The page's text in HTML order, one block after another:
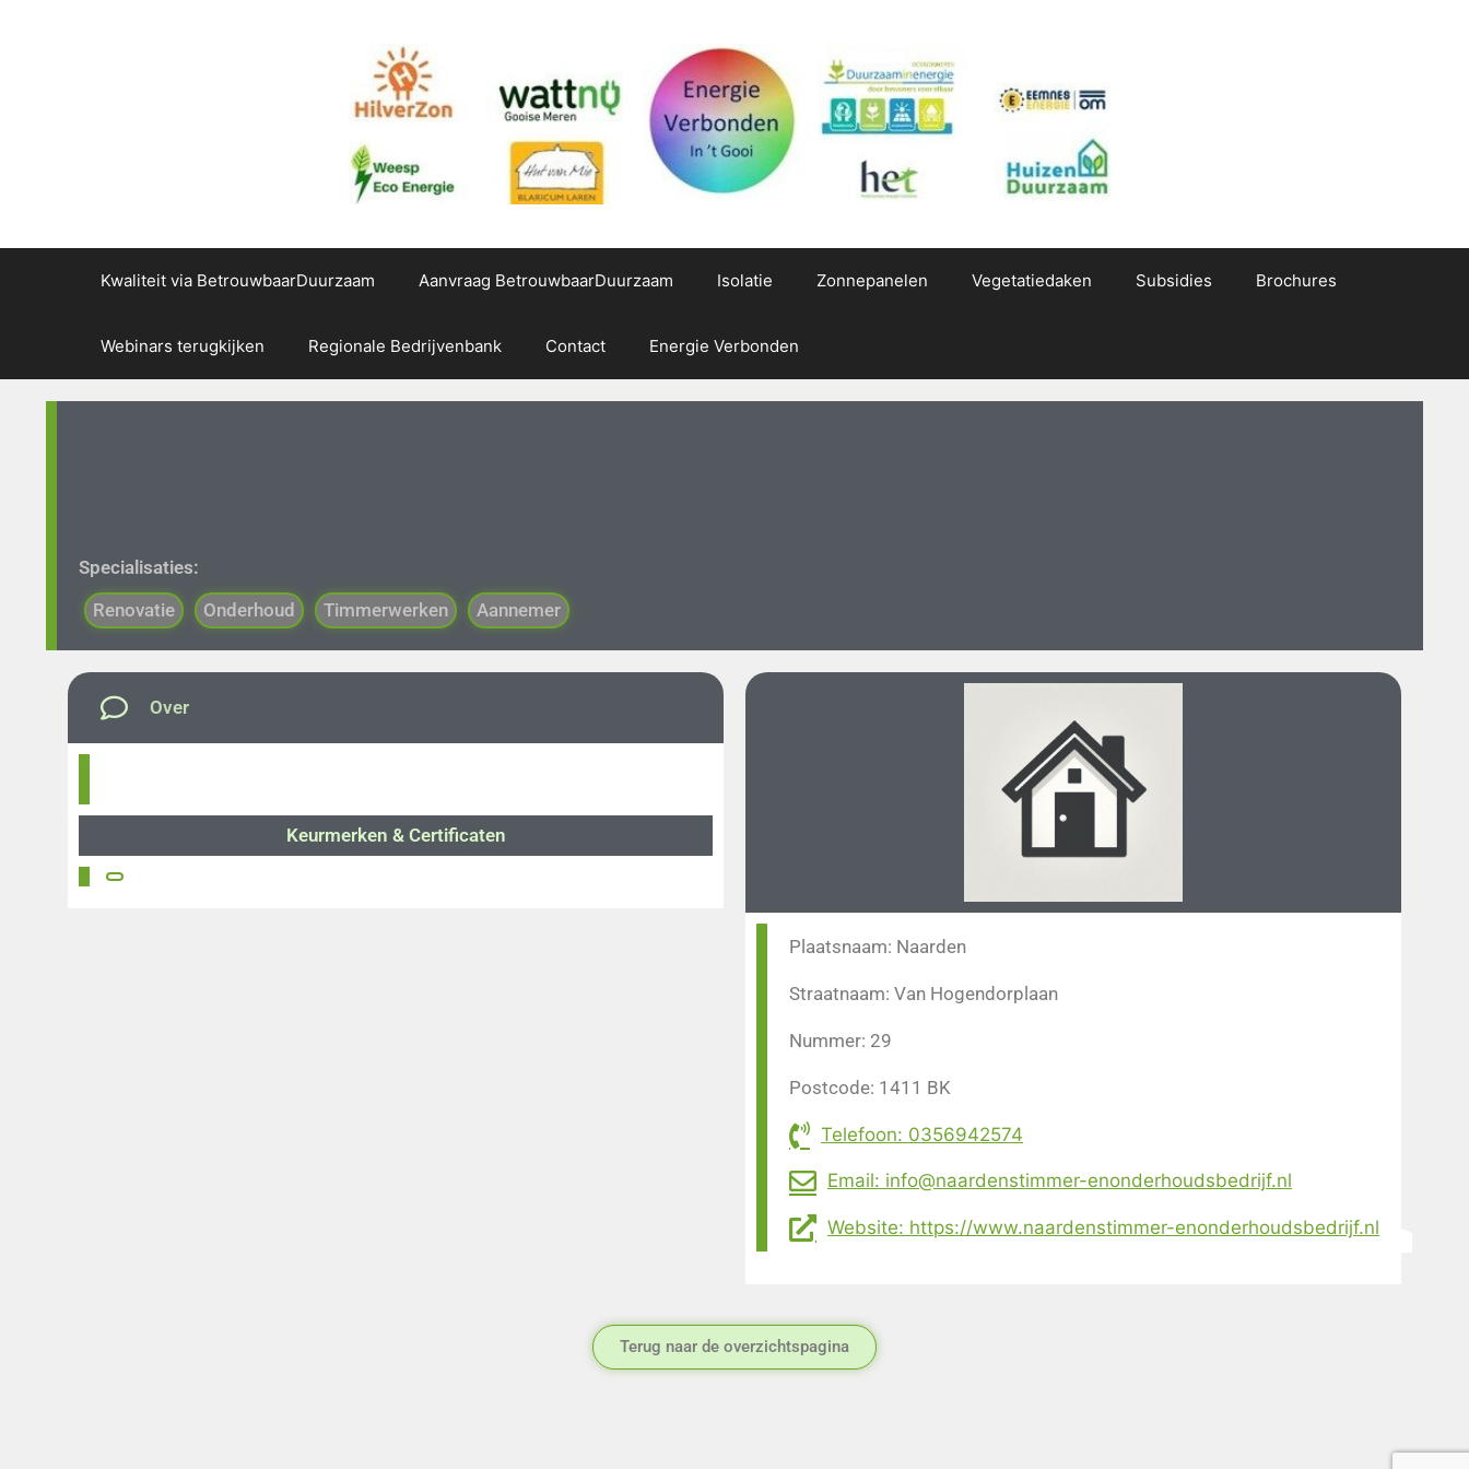
Kwaliteit via BetrouwbaarDuurzaam Aanvraag BetrouwbaarDuurzaam Isolatie Zonnepanelen Vegetatiedaken Subsidies Brochures
Webinars terugkijken Regionale Bedrijvenbank Contact Energie Verbonden
Specialisaties:
Renovatie
Onderhoud Timmerwerken Aannemer
Over
Keurmerken & Certificaten
Plaatsnaam: Naarden
Straatnaam: Van Hogendorplaan
Nummer: 29
Postcode: 1411 BK
Telefoon: 0356942574
Email: info@naardenstimmer-enonderhoudsbedrijf.nl
Website: https://www.naardenstimmer-enonderhoudsbedrijf.nl
Terug naar de overzichtspagina